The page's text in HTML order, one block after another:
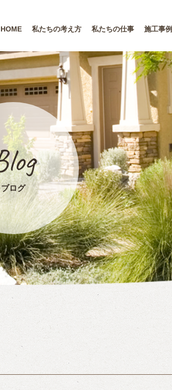
HOME 私たちの考え方 私たちの仕事 施工事例
ブログ